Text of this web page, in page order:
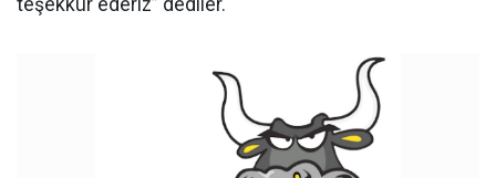
teşekkür ederiz” dediler.